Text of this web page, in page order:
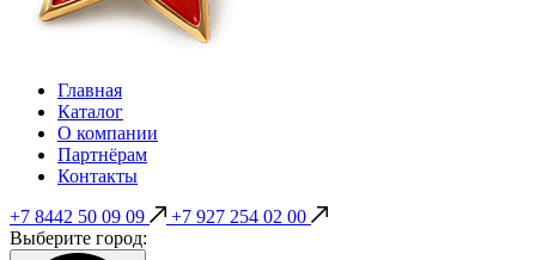
Главная
Каталог
О компании
Партнёрам
Контакты
+7 8442 50 09 09
+7 927 254 02 00
Выберите город: